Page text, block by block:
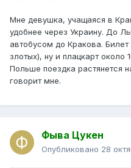
Мне девушка, учащаяся в
удобнее через Украину. До
автобусом до Кракова.
злотых), ну и плацкарт
Польше поездка растянется
говорит мне.
Фыва Цукен
Опубликовано 28